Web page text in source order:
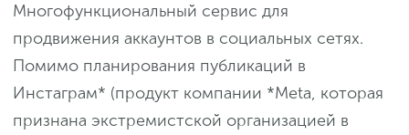
Многофункциональный сервис для
продвижения аккаунтов в социальных сетях.
Помимо планирования публикаций в
Инстаграм* (продукт компании *Meta, которая
признана экстремистской организацией в